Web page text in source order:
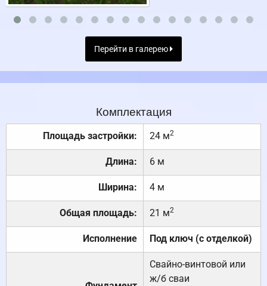
Перейти в галерею
Комплектация
Площадь застройки: 24 м2
Длина: 6 м
Ширина: 4 м
Общая площадь: 21 м2
Исполнение Под ключ (с отделкой)
Свайно-винтовой или
ж/б сваи